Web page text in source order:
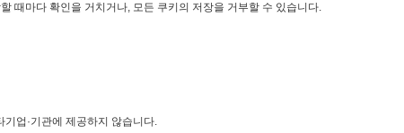
때마다 확인을 거치거나, 모든 쿠키의 저장을 거부할 수 있습니다.
업·기관에 제공하지 않습니다.